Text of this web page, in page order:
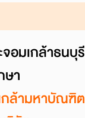
อมเกล้าธนบุรี
า
กล้ามหาบัณฑิต